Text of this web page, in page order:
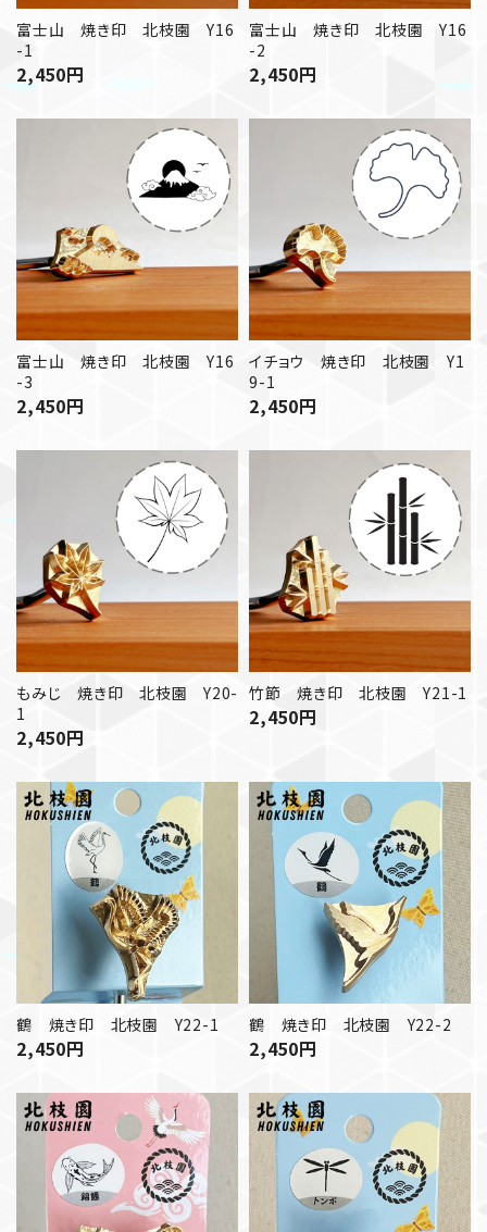
富士山 焼き印 北枝園 Y16
-1
2,450円
富士山 焼き印 北枝園 Y16
-2
2,450円
富士山 焼き印 北枝園 Y16
-3
2,450円
イチョウ 焼き印 北枝園 Y1
9-1
2,450円
もみじ 焼き印 北枝園 Y20-
1
2,450円
竹節 焼き印 北枝園 Y21-1
2,450円
鶴 焼き印 北枝園 Y22-1
2,450円
鶴 焼き印 北枝園 Y22-2
2,450円